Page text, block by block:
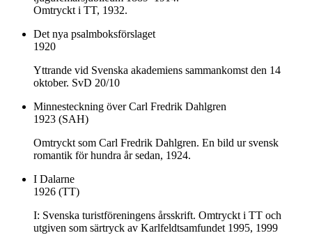
Omtryckt i TT, 1932.
Det nya psalmboksförslaget
1920
Yttrande vid Svenska akademiens sammankomst den 14
oktober. SvD 20/10
Minnesteckning över Carl Fredrik Dahlgren
1923 (SAH)
Omtryckt som Carl Fredrik Dahlgren. En bild ur svensk
romantik för hundra år sedan, 1924.
I Dalarne
1926 (TT)
I: Svenska turistföreningens årsskrift. Omtryckt i TT och
utgiven som särtryck av Karlfeldtsamfundet 1995, 1999